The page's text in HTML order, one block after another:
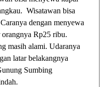
Wisatawan bisa
dengan menyewa
Rp25 ribu.
masih alami. Udaranya
latar belakangnya
Sumbing